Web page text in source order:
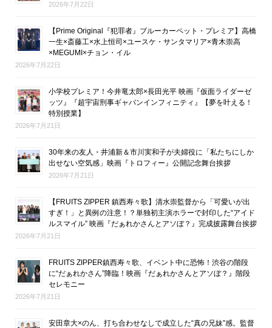
2026年7月22日
【Prime Original『犯罪者』ブルーカーペット・プレミア】高橋
一生×斎藤工×水上恒司×ユースケ・サンタマリア×青木崇高
×MEGUMI×チョン・イル
2026年7月22日
小学校プレミア！今井竜太郎×長田光平 映画『仮面ライダーゼ
ッツ』『超宇宙刑事ギャバンインフィニティ』【夢を叶える！
特別授業】
2026年7月21日
30年来の友人・井浦新＆市川実和子が夫婦役に「私たちにしか
出せない空気感」映画『トロフィー』公開記念舞台挨拶
2026年7月21日
【FRUITS ZIPPER 鎮西寿々歌】清水崇監督から「可愛いが出
すぎ！」と異例の注意！？単独初主演ホラーで封印した“アイド
ルスマイル” 映画『だぁれかさんとアソぼ？』完成披露舞台挨拶
2026年7月21日
FRUITS ZIPPER鎮西寿々歌、イベント中に恐怖！渋谷の階段
に“だぁれかさん”降臨！映画『だぁれかさんとアソぼ？』階段
セレモニー
2026年7月21日
安田章大×のん、打ち合わせなしで成立した“真の兄妹”感。監督